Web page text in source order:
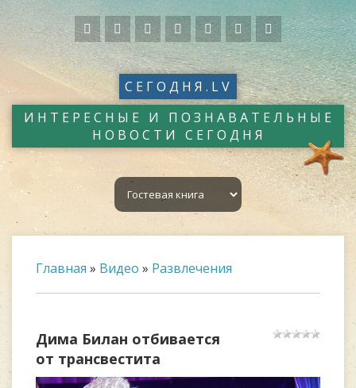
СЕГОДНЯ.LV
ИНТЕРЕСНЫЕ И ПОЗНАВАТЕЛЬНЫЕ
НОВОСТИ СЕГОДНЯ
Главная » Видео » Развлечения
Дима Билан отбивается
от трансвестита